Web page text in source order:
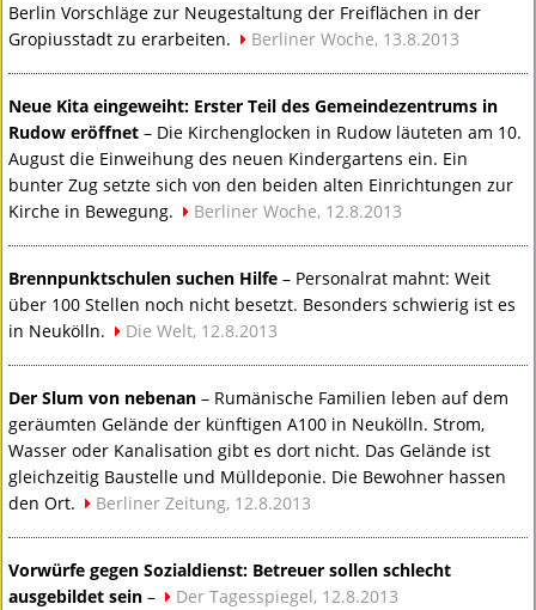
Berlin Vorschläge zur Neugestaltung der Freiflächen in der
Gropiusstadt zu erarbeiten.
Berliner Woche, 13.8.2013
Neue Kita eingeweiht: Erster Teil des Gemeindezentrums in
Rudow eröffnet – Die Kirchenglocken in Rudow läuteten am 10.
August die Einweihung des neuen Kindergartens ein. Ein
bunter Zug setzte sich von den beiden alten Einrichtungen zur
Kirche in Bewegung.
Berliner Woche, 12.8.2013
Brennpunktschulen suchen Hilfe – Personalrat mahnt: Weit
über 100 Stellen noch nicht besetzt. Besonders schwierig ist es
in Neukölln.
Die Welt, 12.8.2013
Der Slum von nebenan – Rumänische Familien leben auf dem
geräumten Gelände der künftigen A100 in Neukölln. Strom,
Wasser oder Kanalisation gibt es dort nicht. Das Gelände ist
gleichzeitig Baustelle und Mülldeponie. Die Bewohner hassen
den Ort.
Berliner Zeitung, 12.8.2013
Vorwürfe gegen Sozialdienst: Betreuer sollen schlecht
ausgebildet sein – Der Tagesspiegel, 12.8.2013